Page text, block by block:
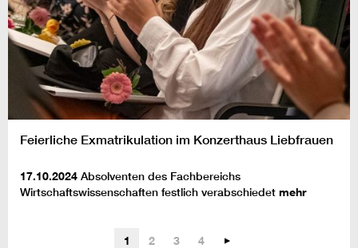
Feierliche Exmatrikulation im Konzerthaus Liebfrauen
17.10.2024 Absolventen des Fachbereichs
Wirtschaftswissenschaften festlich verabschiedet mehr
1 2 3 4